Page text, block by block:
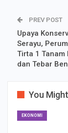
PREV POST
Upaya
Serayu,
Tirta 1 Tanam
dan Tebar
You
EKONOMI